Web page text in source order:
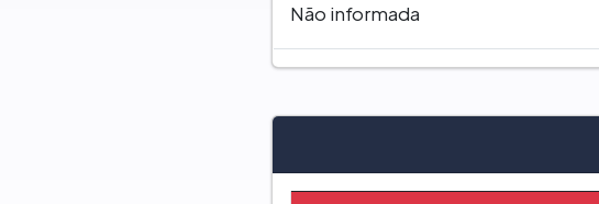
Não informada